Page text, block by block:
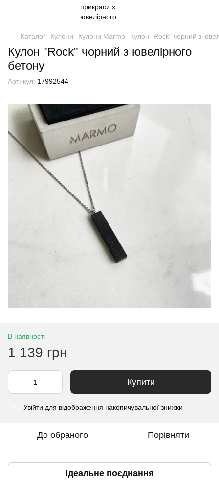
Каталог Кулони Кулони Marmo Кулон "Rock" чорний з
Кулон "Rock" чорний з ювелірного
бетону
Артикул: 17992544
В наявності
1 139 грн
Купити
Увійти для відображення накопичувальної знижки
До обраного Порівняти
Ідеальне поєднання